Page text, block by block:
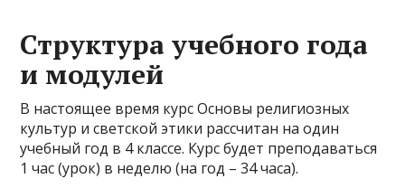
Структура учебного года
и модулей
В настоящее время курс Основы религиозных
культур и светской этики рассчитан на один
учебный год в 4 классе. Курс будет преподаваться
1 час (урок) в неделю (на год – 34 часа).